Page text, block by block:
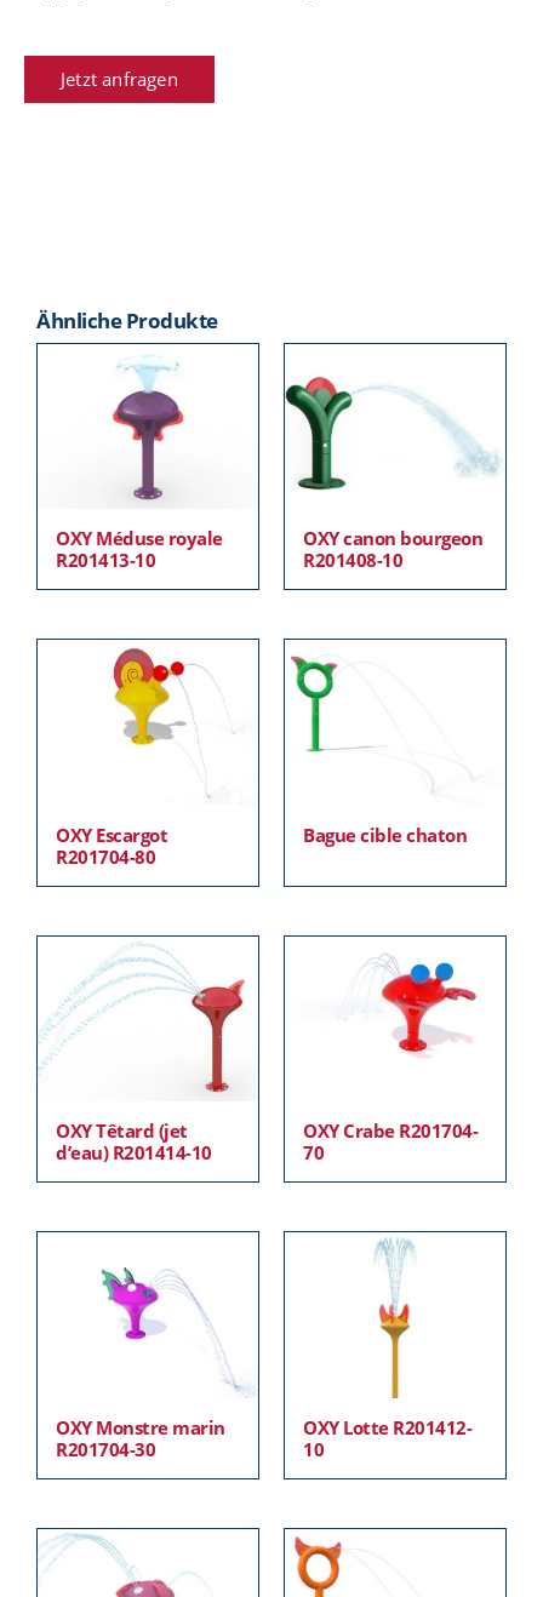
Jetzt anfragen
Ähnliche Produkte
OXY Méduse royale
R201413-10
OXY canon bourgeon
R201408-10
OXY Escargot
R201704-80
Bague cible chaton
OXY Têtard (jet
d’eau) R201414-10
OXY Crabe R201704-
70
OXY Monstre marin
R201704-30
OXY Lotte R201412-
10